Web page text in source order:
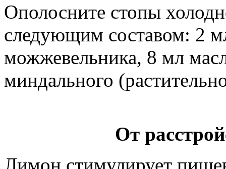
Ополосните стопы
следующим составом: 2
можжевельника, 8 мл
миндального
От
Лимон стимулирует